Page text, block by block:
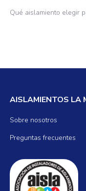
Qué aislamiento elegir
AISLAMIENTOS LA
Sobre nosotros
Preguntas frecuentes